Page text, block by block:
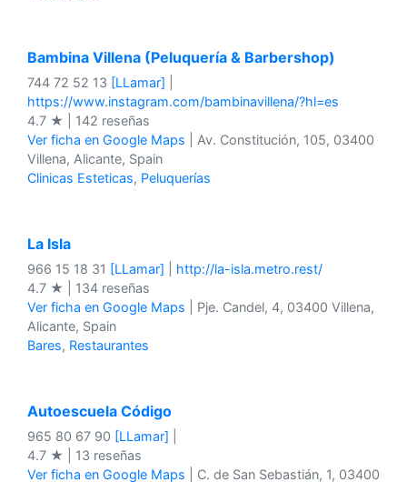
Bambina Villena (Peluquería & Barbershop)
744 72 52 13 [LLamar]
https://www.instagram.com/bambinavillena/?hl=es
4.7 ★ | 142 reseñas
Ver ficha en Google Maps | Av. Constitución, 105, 03400
Villena, Alicante, Spain
Clinicas Esteticas, Peluquerías
La Isla
966 15 18 31 [LLamar]
http://la-isla.metro.rest/
4.7 ★ | 134 reseñas
Ver ficha en Google Maps | Pje. Candel, 4, 03400 Villena,
Alicante, Spain
Bares, Restaurantes
Autoescuela Código
965 80 67 90 [LLamar]
4.7 ★ | 13 reseñas
Ver ficha en Google Maps | C. de San Sebastián, 1, 03400